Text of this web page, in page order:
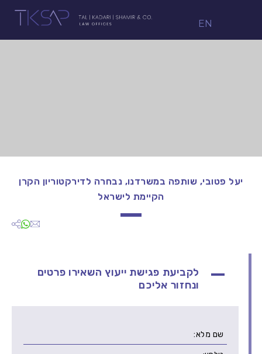
EN
יעל פטובי, שותפה במשרדנו, נבחרה לדירקטוריון הקרן
הקיימת לישראל
לקביעת פגישת ייעוץ השאירו פרטים
ונחזור אליכם